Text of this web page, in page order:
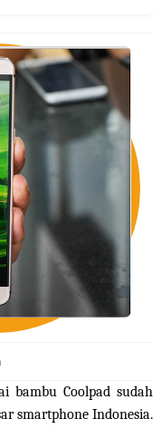
bambu Coolpad sudah
smartphone Indonesia.